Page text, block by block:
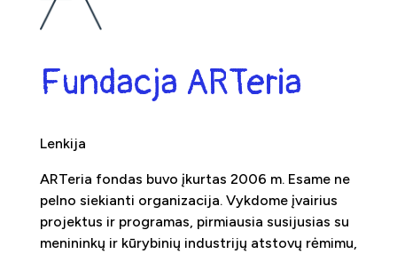
Fundacja ARTeria
Lenkija
ARTeria fondas buvo įkurtas 2006 m. Esame ne
pelno siekianti organizacija. Vykdome įvairius
projektus ir programas, pirmiausia susijusias su
menininkų ir kūrybinių industrijų atstovų rėmimu,